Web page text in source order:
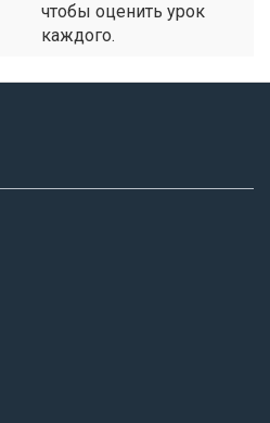
чтобы оценить урок
каждого.